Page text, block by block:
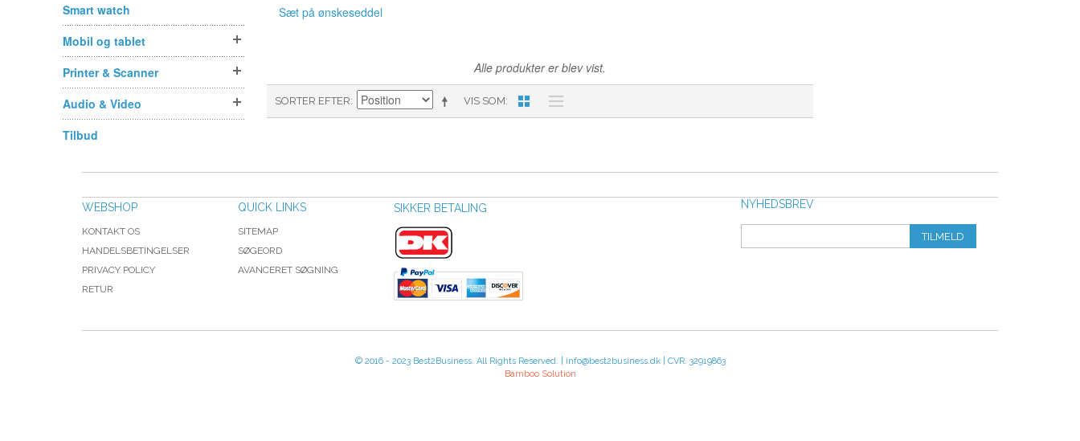
Sæt på ønskeseddel
Alle produkter er blev vist.
VIS SOM
SORTER EFTER
Smart watch
Mobil og tablet
Printer & Scanner
Audio & Video
Tilbud
NYHEDSBREV
TILMELD
WEBSHOP
KONTAKT OS
HANDELSBETINGELSER
PRIVACY POLICY
RETUR
QUICK LINKS
SITEMAP
SØGEORD
AVANCERET SØGNING
SIKKER BETALING
© 2016 - 2023 Best2Business. All Rights Reserved. | info@best2business.dk | CVR. 32919863
Bamboo Solution